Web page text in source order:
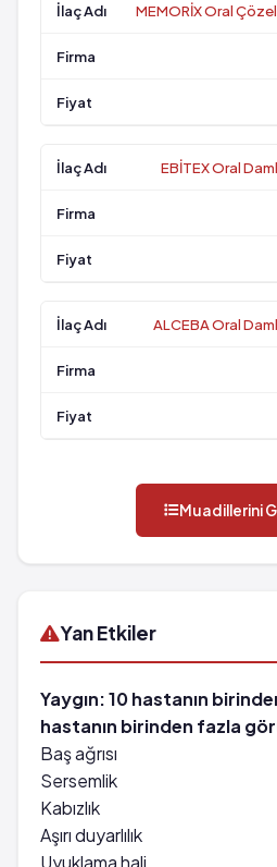
MEMORİX Oral
EBİTEX Oral
ALCEBA Oral
Muadillerini
Yan Etkiler
Yaygın: 10 hastanın
hastanın birinden fazla
Baş ağrısı
Sersemlik
Kabızlık
Aşırı duyarlılık
Uyuklama hali